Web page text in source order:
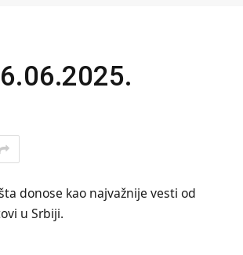
donose kao najvažnije vesti od
u Srbiji.